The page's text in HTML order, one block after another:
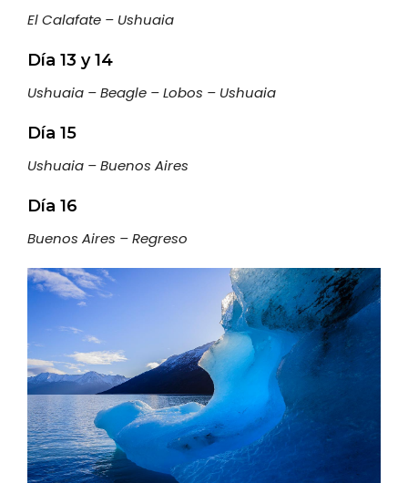
El Calafate – Ushuaia
Día 13 y 14
Ushuaia – Beagle – Lobos – Ushuaia
Día 15
Ushuaia – Buenos Aires
Día 16
Buenos Aires – Regreso